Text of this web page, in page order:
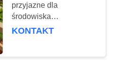
przyjazne dla
środowiska
kompozytowe panele
KONTAKT